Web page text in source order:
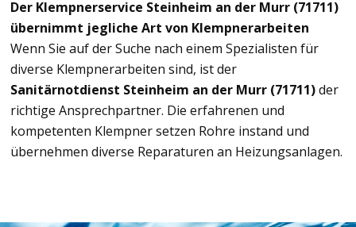
Der Klempnerservice Steinheim an der Murr (71711)
übernimmt jegliche Art von Klempnerarbeiten
Wenn Sie auf der Suche nach einem Spezialisten für
diverse Klempnerarbeiten sind, ist der
Sanitärnotdienst Steinheim an der Murr (71711)der
richtige Ansprechpartner. Die erfahrenen und
kompetenten Klempner setzen Rohre instand und
übernehmen diverse Reparaturen an Heizungsanlagen.